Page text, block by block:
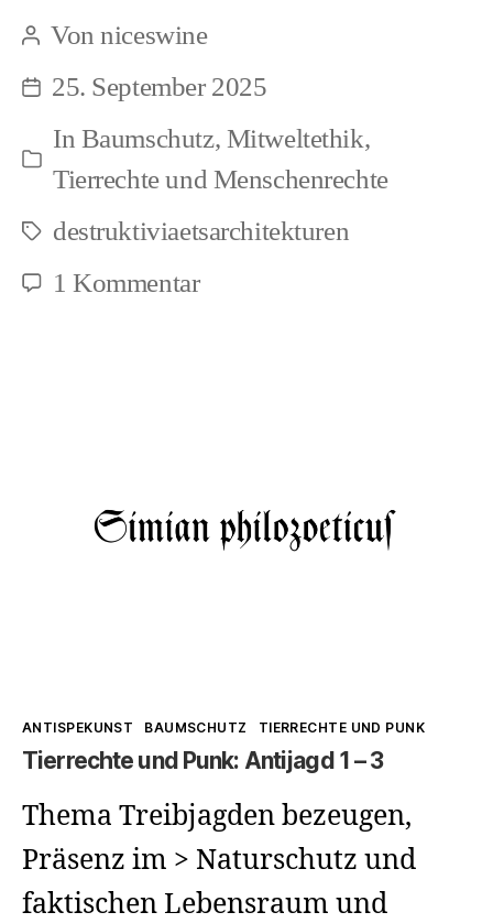
Antijagd
(1),
korrigierte
Fassung
Beitragsautor
Vonniceswine
Beitragsdatum
25. September 2025
Kategorien
In Baumschutz, Mitweltethik,
Tierrechte und Menschenrechte
Schlagwörter
destruktiviaetsarchitekturen
1 Kommentarzu
Fassung
Kategorien
ANTISPEKUNST BAUMSCHUTZ TIERRECHTE UND PUNK
Tierrechte und Punk: Antijagd 1 – 3
Thema Treibjagden bezeugen,
Präsenz im > Naturschutz und
faktischen Lebensraum und